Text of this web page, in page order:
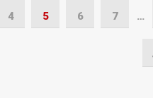
4 5 6 7 …